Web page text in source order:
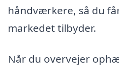
håndværkere, så du
markedet tilbyder.
Når du overvejer